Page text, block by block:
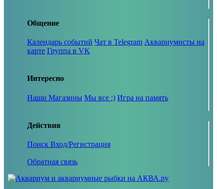
Общение
Календарь событий Чат в Telegram Аквариумисты на
карте Группа в VK
Интересно
Наши Магазины Мы все :) Игра на память
Действия
Поиск Вход/Регистрация
Обратная связь